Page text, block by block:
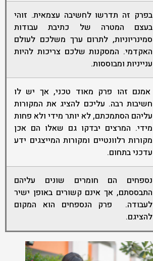
בפרק זה תדרשו לחשיבה עצמאית. זוהי
בעצם המטרה של כתיבת עבודות
סמינריוניות, לתרום ערך משלכם לעולם
האקדמי. המסקנות שלכם צריכות להיות
ענייניות ומבוססות.
אמנם זהו פרק מאוד טכני, אך יש לו
חשיבות רבה. עליכם להציג את המקורות
עליהם הסתמכתם, לא יותר מידי ולא פחות
מידי. המרצים יבדקו גם שאלו הם אכן
מקורות רלוונטיים ומקורות המייצגים ידע
עדכני בתחום.
נספחים הם חומרים שונים עליהם
התבססתם, אך אינם קשורים באופן ישיר
לעבודה. פרק הנספחים הוא המקום
להציגם.